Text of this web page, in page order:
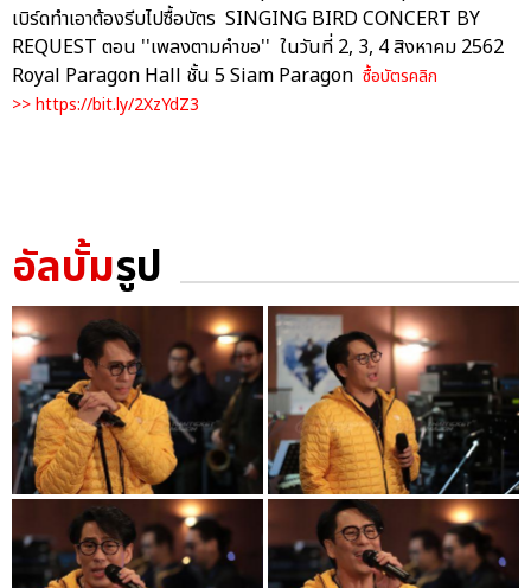
เบิร์ดทำเอาต้องรีบไปซื้อบัตร SINGING BIRD CONCERT BY
REQUEST ตอน ''เพลงตามคำขอ'' ในวันที่ 2, 3, 4 สิงหาคม 2562
Royal Paragon Hall ชั้น 5 Siam Paragon ซื้อบัตรคลิก
>>https://bit.ly/2XzYdZ3
อัลบั้มรูป